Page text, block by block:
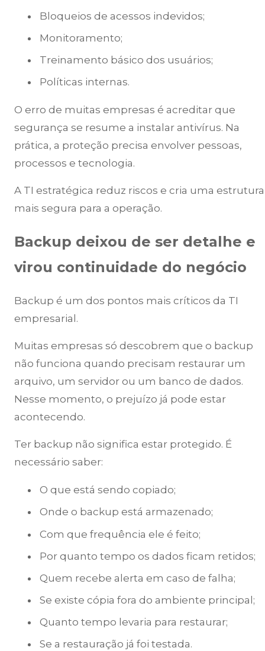
Bloqueios de acessos indevidos;
Monitoramento;
Treinamento básico dos usuários;
Políticas internas.
O erro de muitas empresas é acreditar que
segurança se resume a instalar antivírus. Na
prática, a proteção precisa envolver pessoas,
processos e tecnologia.
A TI estratégica reduz riscos e cria uma estrutura
mais segura para a operação.
Backup deixou de ser detalhe e
virou continuidade do negócio
Backup é um dos pontos mais críticos da TI
empresarial.
Muitas empresas só descobrem que o backup
não funciona quando precisam restaurar um
arquivo, um servidor ou um banco de dados.
Nesse momento, o prejuízo já pode estar
acontecendo.
Ter backup não significa estar protegido. É
necessário saber:
O que está sendo copiado;
Onde o backup está armazenado;
Com que frequência ele é feito;
Por quanto tempo os dados ficam retidos;
Quem recebe alerta em caso de falha;
Se existe cópia fora do ambiente principal;
Quanto tempo levaria para restaurar;
Se a restauração já foi testada.